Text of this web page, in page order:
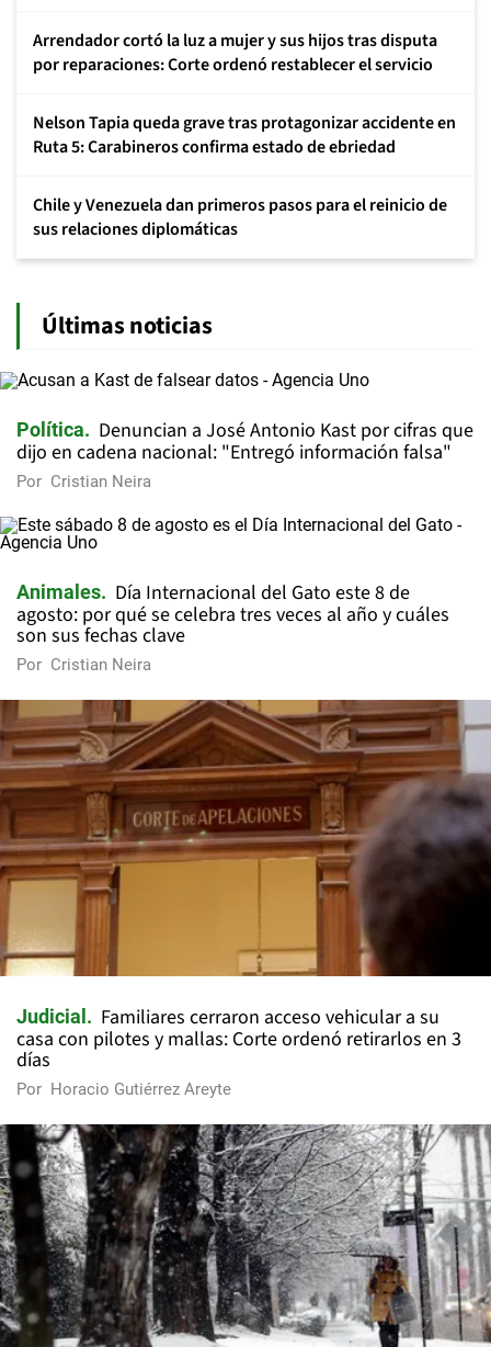
Arrendador cortó la luz a mujer y sus hijos tras disputa
por reparaciones: Corte ordenó restablecer el servicio
Nelson Tapia queda grave tras protagonizar accidente en
Ruta 5: Carabineros confirma estado de ebriedad
Chile y Venezuela dan primeros pasos para el reinicio de
sus relaciones diplomáticas
Últimas noticias
Política
Denuncian a José Antonio Kast por cifras que
dijo en cadena nacional: "Entregó información falsa"
Por Cristian Neira
Animales
Día Internacional del Gato este 8 de
agosto: por qué se celebra tres veces al año y cuáles
son sus fechas clave
Por Cristian Neira
Judicial
Familiares cerraron acceso vehicular a su
casa con pilotes y mallas: Corte ordenó retirarlos en 3
días
Por Horacio Gutiérrez Areyte